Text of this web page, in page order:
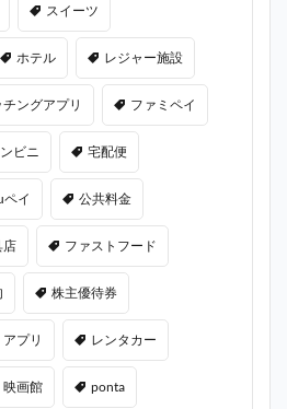
スイーツ
ホテル レジャー施設
チングアプリ ファミペイ
ビニ 宅配便
ペイ 公共料金
店 ファストフード
株主優待券
アプリ レンタカー
映画館 ponta